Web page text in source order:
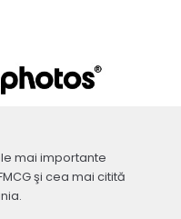
mai importante
şi cea mai citită